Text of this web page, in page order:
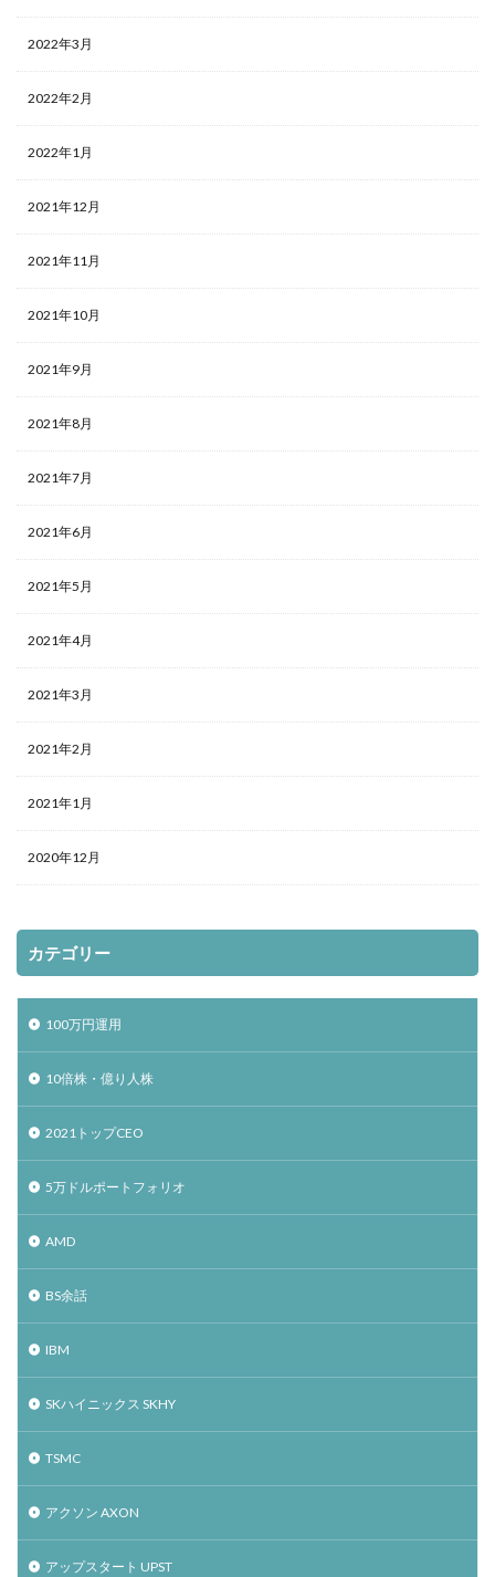
2022年3月
2022年2月
2022年1月
2021年12月
2021年11月
2021年10月
2021年9月
2021年8月
2021年7月
2021年6月
2021年5月
2021年4月
2021年3月
2021年2月
2021年1月
2020年12月
カテゴリー
100万円運用
10倍株・億り人株
2021トップCEO
5万ドルポートフォリオ
AMD
BS余話
IBM
SKハイニックス SKHY
TSMC
アクソン AXON
アップスタート UPST